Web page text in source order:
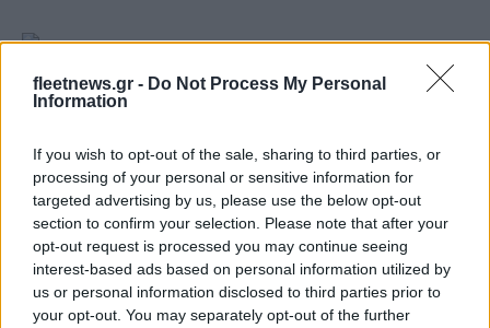
fleetnews.gr - Do Not Process My Personal
Information
If you wish to opt-out of the sale, sharing to third parties, or
processing of your personal or sensitive information for
targeted advertising by us, please use the below opt-out
section to confirm your selection. Please note that after your
opt-out request is processed you may continue seeing
interest-based ads based on personal information utilized by
us or personal information disclosed to third parties prior to
your opt-out. You may separately opt-out of the further
αποδοτικότητας
Μασλαρινός: «Χάσαμε το
μυαλό μας»